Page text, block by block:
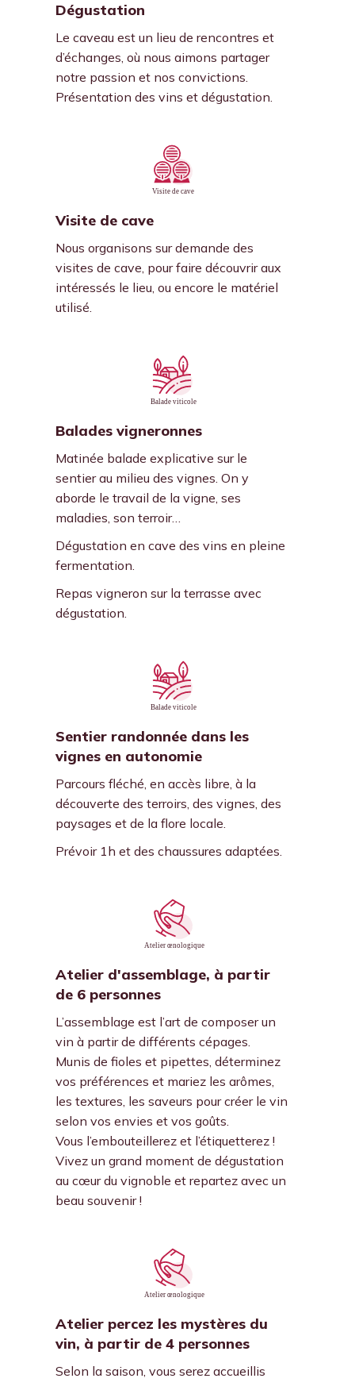
Dégustation
Le caveau est un lieu de rencontres et
d’échanges, où nous aimons partager
notre passion et nos convictions.
Présentation des vins et dégustation.
Visite de cave
Nous organisons sur demande des
visites de cave, pour faire découvrir aux
intéressés le lieu, ou encore le matériel
utilisé.
Balades vigneronnes
Matinée balade explicative sur le
sentier au milieu des vignes. On y
aborde le travail de la vigne, ses
maladies, son terroir…
Dégustation en cave des vins en pleine
fermentation.
Repas vigneron sur la terrasse avec
dégustation.
Sentier randonnée dans les
vignes en autonomie
Parcours fléché, en accès libre, à la
découverte des terroirs, des vignes, des
paysages et de la flore locale.
Prévoir 1h et des chaussures adaptées.
Atelier d'assemblage, à partir
de 6 personnes
L’assemblage est l’art de composer un
vin à partir de différents cépages.
Munis de fioles et pipettes, déterminez
vos préférences et mariez les arômes,
les textures, les saveurs pour créer le vin
selon vos envies et vos goûts.
Vous l’embouteillerez et l’étiquetterez !
Vivez un grand moment de dégustation
au cœur du vignoble et repartez avec un
beau souvenir !
Atelier percez les mystères du
vin, à partir de 4 personnes
Selon la saison, vous serez accueillis